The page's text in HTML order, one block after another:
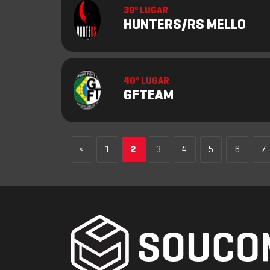
39º LUGAR
HUNTERS/RS MELLO
40º LUGAR
GFTEAM
< 1 2 3 4 5 6 7